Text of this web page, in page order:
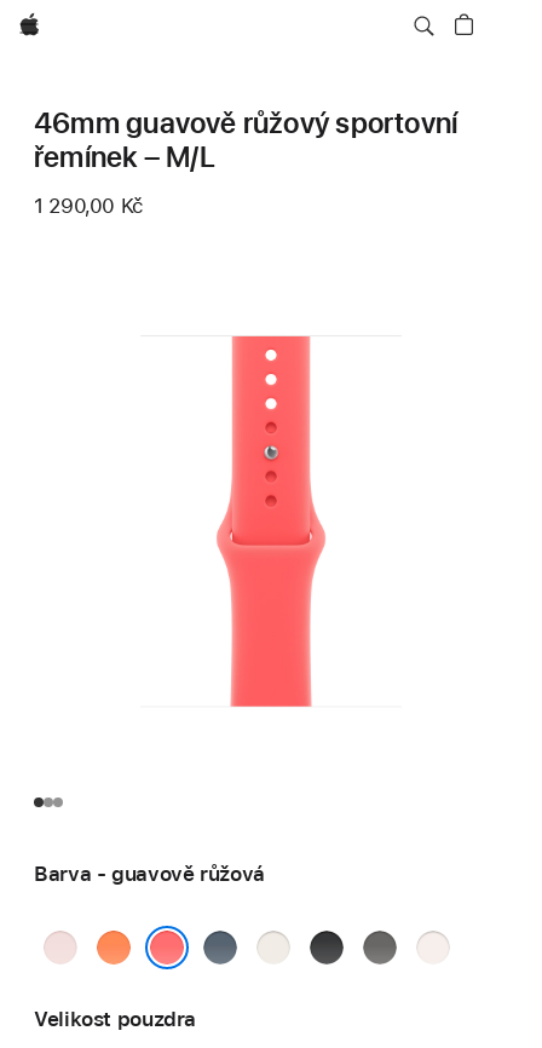
Apple
46mm guavově růžový sportovní
řemínek – M/L
1 290,00 Kč
Barva - guavově růžová
jemněmandarinkováocelověhvězdněčerná skálověsvětle
Velikost pouzdra